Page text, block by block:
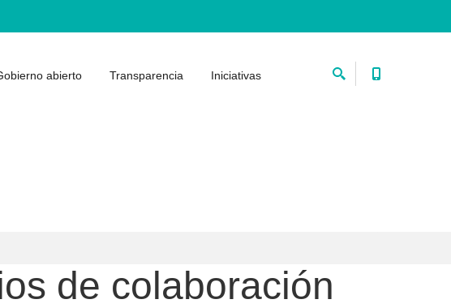
abierto Transparencia Iniciativas
de colaboración